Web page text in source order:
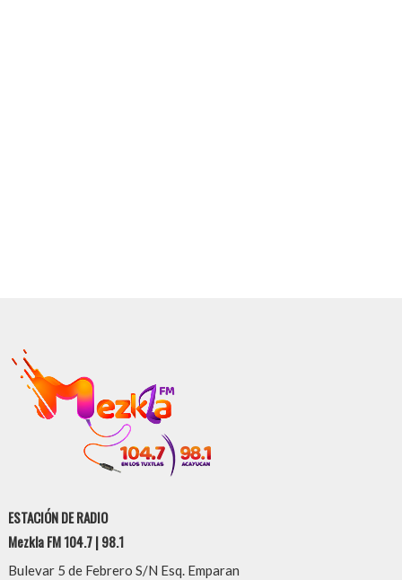
ESTACIÓN DE RADIO
Mezkla FM 104.7 | 98.1
Bulevar 5 de Febrero S/N Esq. Emparan